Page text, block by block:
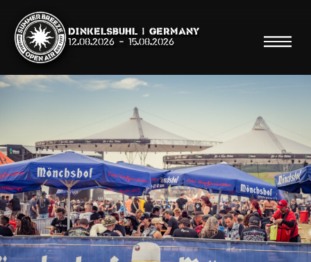
Dinkelsbühl | Germany
12.08.2026 - 15.08.2026
Suche
Shop
Line Up